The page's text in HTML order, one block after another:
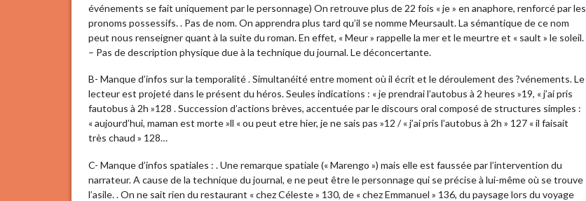
événements se fait uniquement par le personnage) On retrouve plus de 22 fois « je » en anaphore, renforcé par les
pronoms possessifs. . Pas de nom. On apprendra plus tard qu’il se nomme Meursault. La sémantique de ce nom
peut nous renseigner quant à la suite du roman. En effet, « Meur » rappelle la mer et le meurtre et « sault » le soleil.
– Pas de description physique due à la technique du journal. Le déconcertante.
B- Manque d’infos sur la temporalité . Simultanéité entre moment où il écrit et le déroulement des ?vénements. Le
lecteur est projeté dans le présent du héros. Seules indications : « je prendrai l’autobus à 2 heures »19, « j’ai pris
fautobus à 2h »128 . Succession d’actions brèves, accentuée par le discours oral composé de structures simples :
« aujourd’hui, maman est morte »ll « ou peut etre hier, je ne sais pas »12 / « j’ai pris l’autobus à 2h » 127 « il faisait
très chaud » 128…
C- Manque d’infos spatiales : . Une remarque spatiale (« Marengo ») mais elle est faussée par l’intervention du
narrateur. A cause de la technique du journal, e ne peut être le personnage qui se précise à lui-même où se trouve
l’asile. . On ne sait rien du restaurant « chez Céleste » 130, de « chez Emmanuel » 136, du paysage lors du voyage